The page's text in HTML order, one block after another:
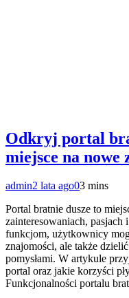
Odkryj portal
miejsce na nowe
admin2 lata ago03 mins
Portal bratnie dusze to
zainteresowaniach,
funkcjom, użytkownicy
znajomości, ale także
pomysłami. W artykule
portal oraz jakie korzyści
Funkcjonalności portalu